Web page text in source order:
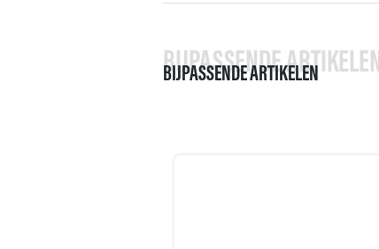
BIJPASSENDE
BIJPASSENDE ARTIKELEN